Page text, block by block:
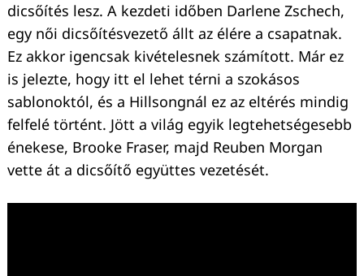
dicsőítés lesz. A kezdeti időben Darlene Zschech,
egy női dicsőítésvezető állt az élére a csapatnak.
Ez akkor igencsak kivételesnek számított. Már ez
is jelezte, hogy itt el lehet térni a szokásos
sablonoktól, és a Hillsongnál ez az eltérés mindig
felfelé történt. Jött a világ egyik legtehetségesebb
énekese, Brooke Fraser, majd Reuben Morgan
vette át a dicsőítő együttes vezetését.